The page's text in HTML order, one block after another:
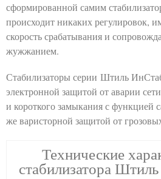
сформированной самим
происходит никаких регулировок,
скорость срабатывания и
жужжанием.
Стабилизаторы серии Штиль
электронной защитой от аварии
и короткого замыкания с функцией
же варисторной защитой от
Технические
стабилизатора